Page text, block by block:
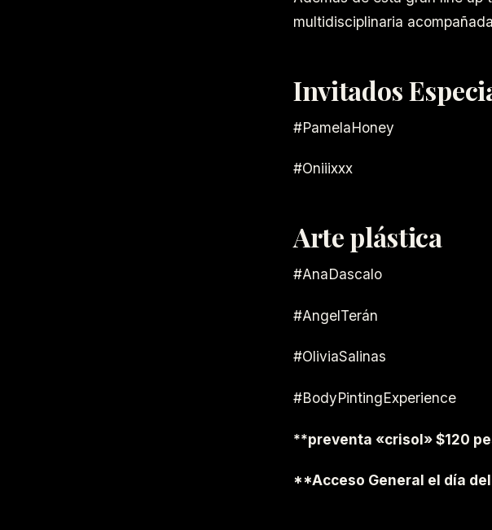
multidisciplinaria
Invitados
#PamelaHoney
#Oniiixxx
Arte plástica
#AnaDascalo
#AngelTerán
#OliviaSalinas
#BodyPintingExperience
**preventa «crisol» $120
**Acceso General el día